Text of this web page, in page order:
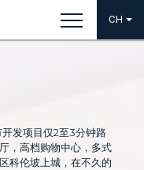
CH
发项目仅2至3分钟路
，高档购物中心，多式
科伦坡上城，在不久的